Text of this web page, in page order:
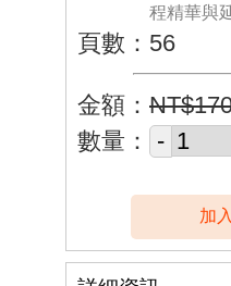
程精華與
頁數：56
金額：
數量：